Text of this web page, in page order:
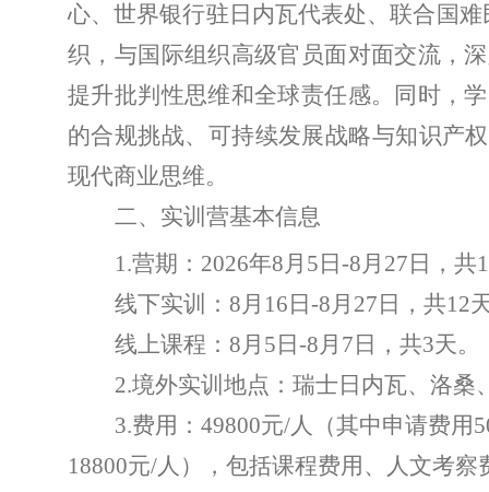
心、世界银行驻日内瓦代表处、联合国
织，与国际组织高级官员面对面交流，
提升批判性思维和全球责任感。同时，
的合规挑战、可持续发展战略与知识产
现代商业思维。
二、实训营基本信息
1.营期： 2026年8月 5 日 -8月 27 日，共
线下实训： 8月 16 日 -8月 27 日，共12
线上课程： 8月 5 日 -8月 7 日 ， 共3天。
2.境外实训地点：瑞士日内瓦、洛桑
3.费用： 49800元/人（其中申请费用
18800元/人），包括课程费用、人文考